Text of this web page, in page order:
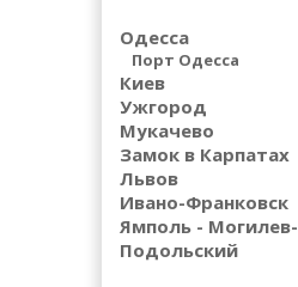
Одесса
Порт Одесса
Киев
Ужгород
Мукачево
Замок в Карпатах
Львов
Ивано-Франковск
Ямполь - Могилев-
Подольский